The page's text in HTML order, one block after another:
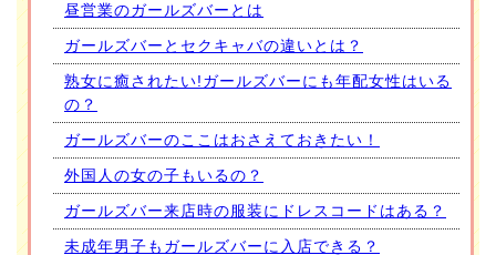
昼営業のガールズバーとは
ガールズバーとセクキャバの違いとは？
熟女に癒されたい!ガールズバーにも年配女性はいる
の？
ガールズバーのここはおさえておきたい！
外国人の女の子もいるの？
ガールズバー来店時の服装にドレスコードはある？
未成年男子もガールズバーに入店できる？